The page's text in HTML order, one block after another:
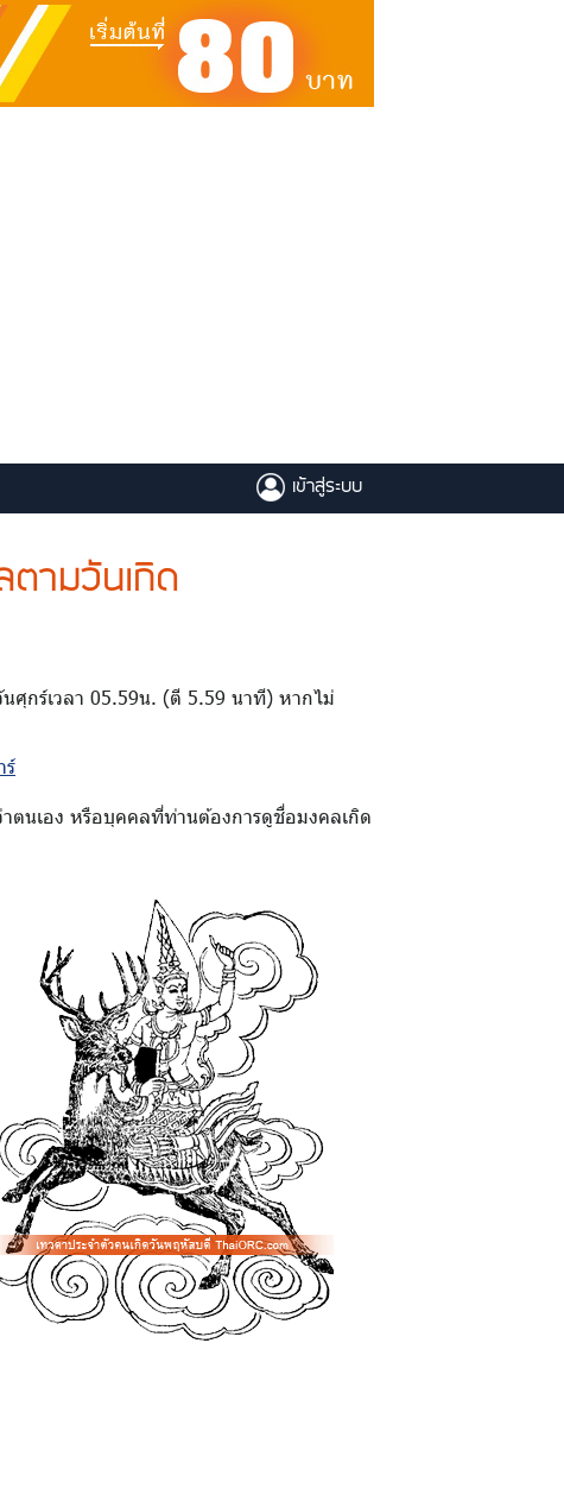
เข้าสู่ระบบ
ามวันเกิด
ศุกร์เวลา 05.59น. (ตี 5.59 นาที) หากไม่
ร์
ตนเอง หรือบุคคลที่ท่านต้องการดูชื่อมงคลเกิด